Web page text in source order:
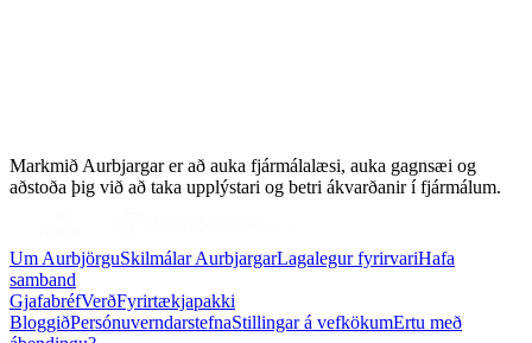
Markmið Aurbjargar er að auka fjármálalæsi, auka gagnsæi og
aðstoða þig við að taka upplýstari og betri ákvarðanir í fjármálum.
Um AurbjörguSkilmálar AurbjargarLagalegur fyrirvariHafa
samband
GjafabréfVerðFyrirtækjapakki
BloggiðPersónuverndarstefnaStillingar á vefkökumErtu með